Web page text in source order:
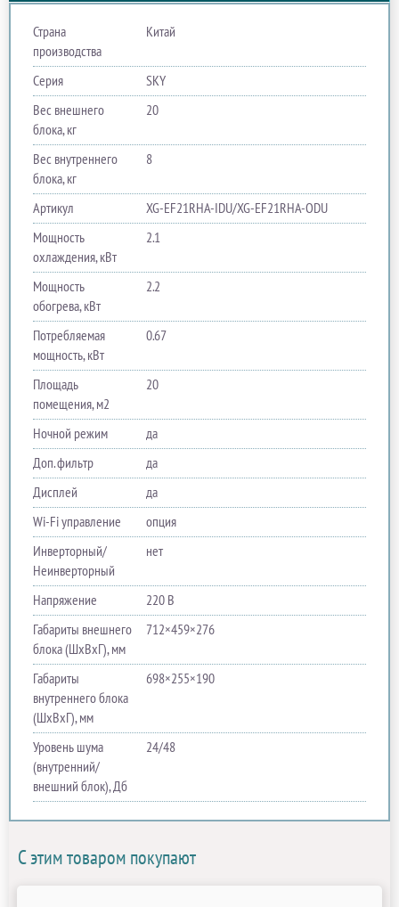
Страна
производства
Китай
Серия
SKY
Вес внешнего
блока, кг
20
Вес внутреннего
блока, кг
8
Артикул
XG-EF21RHA-IDU/XG-EF21RHA-ODU
Мощность
охлаждения, кВт
2.1
Мощность
обогрева, кВт
2.2
Потребляемая
мощность, кВт
0.67
Площадь
помещения, м2
20
Ночной режим
да
Доп. фильтр
да
Дисплей
да
Wi-Fi управление
опция
Инверторный/
Неинверторный
нет
Напряжение
220 В
Габариты внешнего
блока (ШхВхГ), мм
712×459×276
Габариты
внутреннего блока
(ШхВхГ), мм
698×255×190
Уровень шума
(внутренний/
внешний блок), Дб
24/48
С этим товаром покупают